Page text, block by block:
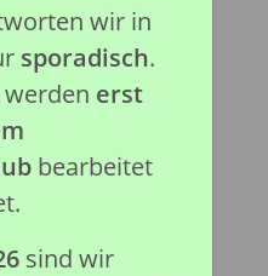
wir in
sporadisch.
erst
bearbeitet
sind wir